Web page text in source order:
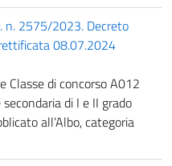
n. 2575/2023. Decreto
08.07.2024
Classe di concorso A012
di I e II grado
all’Albo, categoria